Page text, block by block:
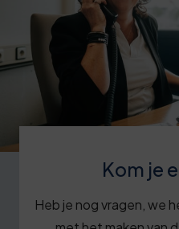
Kom je
Heb je nog vragen, we